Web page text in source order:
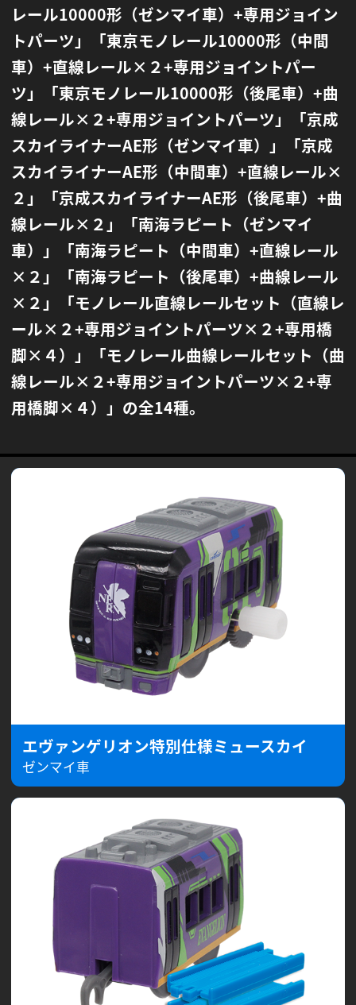
レール10000形（ゼンマイ車）+専用ジョイン
トパーツ」
「東京モノレール10000形（中間
車）+直線レール×２+専用ジョイントパー
ツ」
「東京モノレール10000形（後尾車）+曲
線レール×２+専用ジョイントパーツ」
「京成
スカイライナーAE形（ゼンマイ車）」「京成
スカイライナーAE形（中間車）+直線レール×
２」
「京成スカイライナーAE形（後尾車）+曲
線レール×２」「南海ラピート（ゼンマイ
車）」「南海ラピート（中間車）+直線レール
×２」
「南海ラピート（後尾車）+曲線レール
×２」
「モノレール直線レールセット（直線レ
ール×２+専用ジョイントパーツ×２+専用橋
脚×４）」
「モノレール曲線レールセット（曲
線レール×２+専用ジョイントパーツ×２+専
用橋脚×４）」の全14種。
エヴァンゲリオン特別仕様ミュースカイ
ゼンマイ車